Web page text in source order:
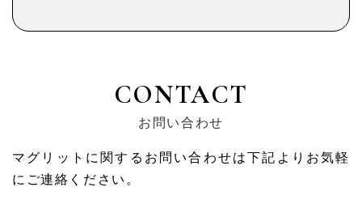
CONTACT
お問い合わせ
マグリットに関するお問い合わせは下記よりお気軽
にご連絡ください。